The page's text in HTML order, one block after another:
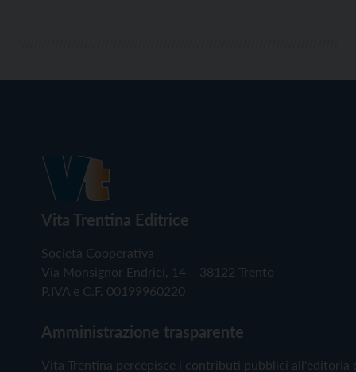
Vita Trentina Editrice
Società Cooperativa
Via Monsignor Endrici, 14 – 38122 Trento
P.IVA e C.F. 00199960220
Amministrazione trasparente
Vita Trentina percepisce i contributi pubblici all'editoria